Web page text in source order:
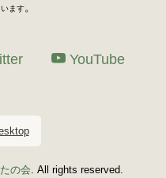
ます。
YouTube
の会. All rights reserved.